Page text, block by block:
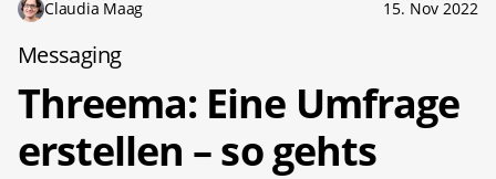
Claudia Maag 15. Nov 2022
Messaging
Threema: Eine Umfrage
erstellen – so gehts